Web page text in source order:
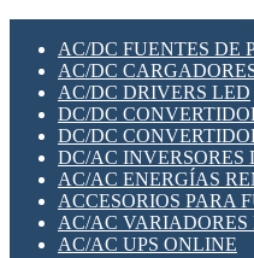
SWITCH Y
TARJETAS PI
UNIÓN Y
PLACAS
SWITCHES Y REDES
SOLUCIONES IOT
SOLUCIONES
SOLUCIONES RED
SEGURIDAD PARA
SWITCHES LAN
TELEFONÍA IP (VOIP)
VIGILANCIA IP
MESHTASTIC
AC/DC FUENTES DE
AC/DC
AC/DC DRIVERS LED
DC/DC
DC/DC
DC/AC INVERSORES
AC/AC ENERGÍAS
ACCESORIOS PARA
AC/AC
AC/AC UPS ONLINE